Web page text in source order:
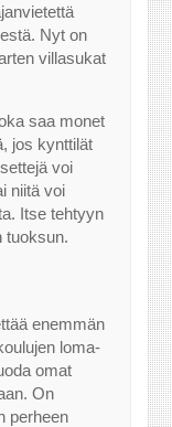
Nyt on
villasukat
saa monet
jos kynttilät
voi
niitä voi
Itse tehtyyn
tuoksun.
enemmän
loma-
omat
On
perheen